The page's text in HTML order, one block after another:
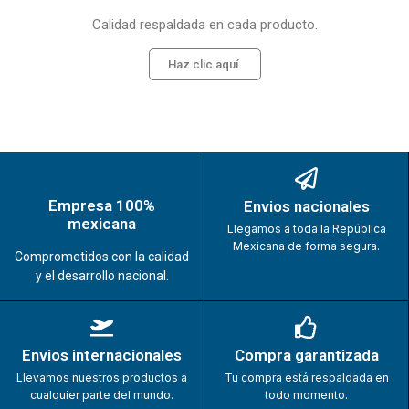
Calidad respaldada en cada producto.
Haz clic aquí.
Empresa 100%
mexicana
Comprometidos con la calidad
y el desarrollo nacional.
Envios nacionales
Llegamos a toda la República
Mexicana de forma segura.
Envios internacionales
Llevamos nuestros productos a
cualquier parte del mundo.
Compra garantizada
Tu compra está respaldada en
todo momento.